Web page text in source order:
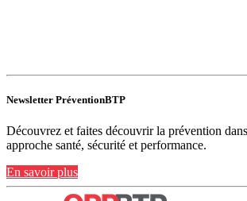
Newsletter PréventionBTP
Découvrez et faites découvrir la prévention
approche santé, sécurité et performance.
En savoir plus